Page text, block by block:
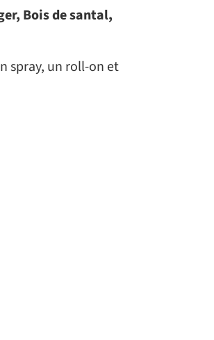
Bois de santal,
spray, un roll-on et